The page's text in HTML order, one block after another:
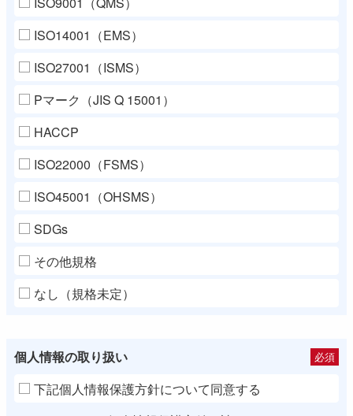
ISO14001（EMS）
ISO27001（ISMS）
Pマーク（JIS Q 15001）
HACCP
ISO22000（FSMS）
ISO45001（OHSMS）
SDGs
その他規格
なし（規格未定）
個人情報の取り扱い 必須
下記個人情報保護方針について同意する